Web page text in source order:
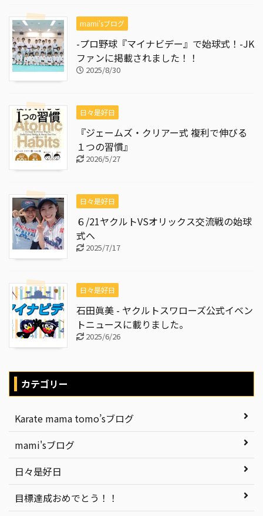
mami'sブログ
-プロ野球『マイナビデー』で始球式！-JK
ファンに掲載されました！！
2025/8/30
日々是好日
『ジェームズ・クリアー式 複利で伸びる
１つの習慣』
2026/5/27
日々是好日
６/21ヤクルトVSオリックス交流戦の始球
式へ
2025/7/17
日々是好日
石田眞美 - ヤクルトスワローズ公式イベン
トニュースに載りました。
2025/6/26
カテゴリー
Karate mama tomo’sブログ
mami'sブログ
日々是好日
目標達成おめでとう！！